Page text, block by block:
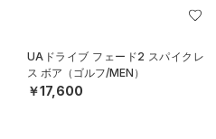
UAドライブ フェード2 スパイクレ
ス ボア（ゴルフ/MEN）
￥17,600